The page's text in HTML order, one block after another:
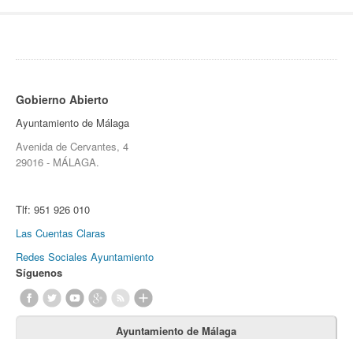
Gobierno Abierto
Ayuntamiento de Málaga
Avenida de Cervantes, 4
29016 - MÁLAGA.
Tlf: 951 926 010
Las Cuentas Claras
Redes Sociales Ayuntamiento
Síguenos
Ayuntamiento de Málaga